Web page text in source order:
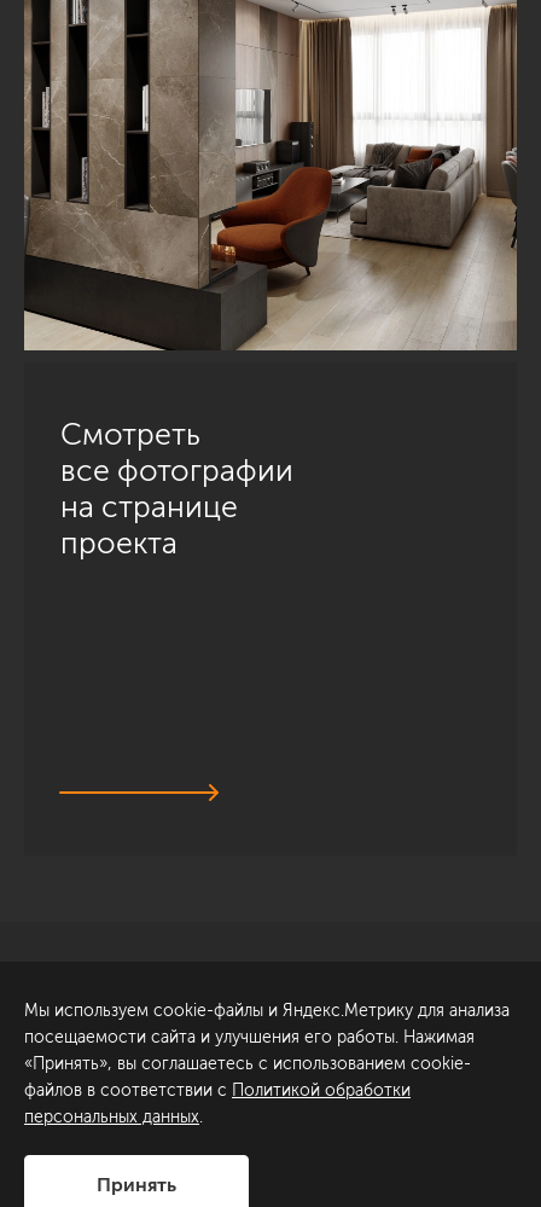
Смотреть
все фотографии
на странице
проекта
Обсудить проект
ул. Академика Павлова, 6
к1
+7 (812) 200-95-55
Сделано в
Мы используем cookie-файлы и Яндекс.Метрику для анализа
посещаемости сайта и улучшения его работы. Нажимая
«Принять», вы соглашаетесь с использованием cookie-
файлов в соответствии с Политикой обработки
персональных данных.
Принять